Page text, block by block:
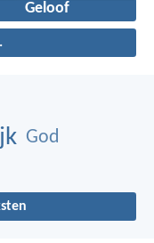
Geloof
God